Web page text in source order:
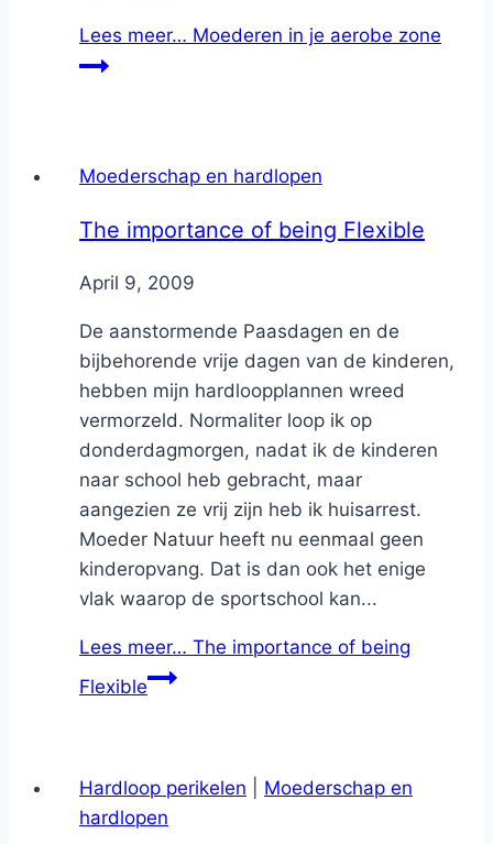
Lees meer… Moederen in je aerobe zone
Moederschap en hardlopen
The importance of being Flexible
ByNicole
April 9, 2009
De aanstormende Paasdagen en de
bijbehorende vrije dagen van de kinderen,
hebben mijn hardloopplannen wreed
vermorzeld. Normaliter loop ik op
donderdagmorgen, nadat ik de kinderen
naar school heb gebracht, maar
aangezien ze vrij zijn heb ik huisarrest.
Moeder Natuur heeft nu eenmaal geen
kinderopvang. Dat is dan ook het enige
vlak waarop de sportschool kan...
Lees meer… The importance of being
Flexible
Hardloop perikelen
Moederschap en
hardlopen